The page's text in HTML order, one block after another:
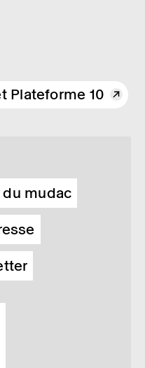
Plateforme 10
du mudac